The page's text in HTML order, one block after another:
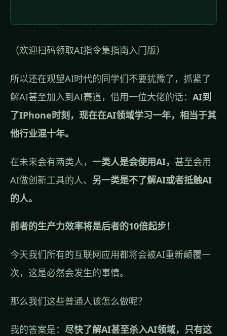
（欢迎扫码领取AI指令集指南入门版）
所以还在观望AI时代的同学们不要犹豫了，抓紧了
解AI甚至加入到AI赛道，借用一位大佬的话： AI到
了IPhone时刻，现在在AI领域学习一年，相当于其
他行业混十年。
在未来会有两类人， 一类人是会使用AI， 甚至会用
AI做创新工具的人、 另一类是不了解AI或者抵触AI
的人。
前者的生产力效率将是后者的10倍起步！
今天我们所有的互联网应用都将会被AI重新颠覆一
次，这是必然会发生的事情。
那么我们这些普通人该怎么做呢？
我的答案是： 尽快了解AI甚至杀入AI领域，只有这